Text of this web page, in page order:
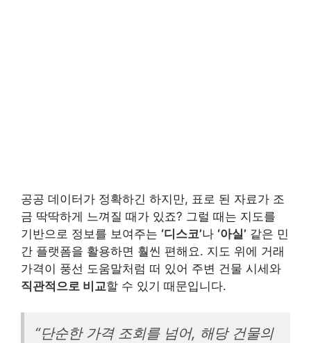
공공 데이터가 정확하긴 하지만, 표로 된 자료가 조
금 딱딱하게 느껴질 때가 있죠? 그럴 때는 지도를
기반으로 정보를 보여주는 ‘디스코’나 ‘아실’ 같은 민
간 플랫폼을 활용하면 훨씬 편해요. 지도 위에 거래
가격이 풍선 도움말처럼 떠 있어 주변 건물 시세와
직관적으로 비교할 수 있기 때문입니다.
“단순한 가격 조회를 넘어, 해당 건물의